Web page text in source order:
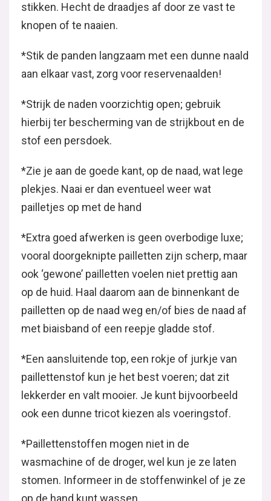
stikken. Hecht de draadjes af door ze vast te
knopen of te naaien.
*Stik de panden langzaam met een dunne naald
aan elkaar vast, zorg voor reservenaalden!
*Strijk de naden voorzichtig open; gebruik
hierbij ter bescherming van de strijkbout en de
stof een persdoek.
*Zie je aan de goede kant, op de naad, wat lege
plekjes. Naai er dan eventueel weer wat
pailletjes op met de hand
*Extra goed afwerken is geen overbodige luxe;
vooral doorgeknipte pailletten zijn scherp, maar
ook ‘gewone’ pailletten voelen niet prettig aan
op de huid. Haal daarom aan de binnenkant de
pailletten op de naad weg en/of bies de naad af
met biaisband of een reepje gladde stof.
*Een aansluitende top, een rokje of jurkje van
paillettenstof kun je het best voeren; dat zit
lekkerder en valt mooier. Je kunt bijvoorbeeld
ook een dunne tricot kiezen als voeringstof.
*Paillettenstoffen mogen niet in de
wasmachine of de droger, wel kun je ze laten
stomen. Informeer in de stoffenwinkel of je ze
op de hand kunt wassen.